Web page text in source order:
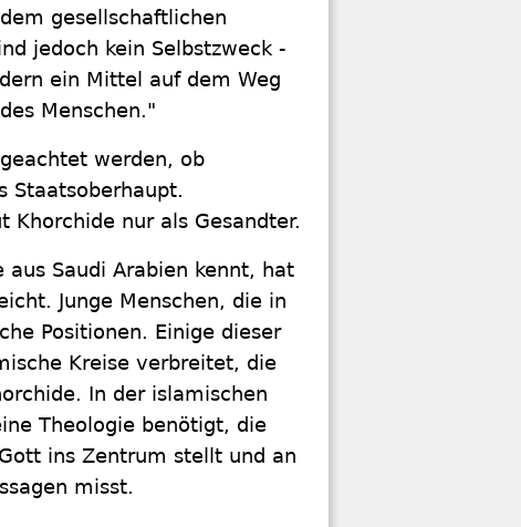
gesellschaftlichen
jedoch kein Selbstzweck -
ein Mittel auf dem Weg
Menschen."
werden, ob
Staatsoberhaupt.
Khorchide nur als Gesandter.
Saudi Arabien kennt, hat
Junge Menschen, die in
Positionen. Einige dieser
Kreise verbreitet, die
In der islamischen
Theologie benötigt, die
ins Zentrum stellt und an
misst.